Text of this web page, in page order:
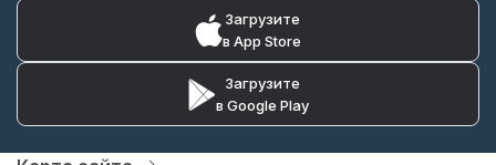
Загрузите
в App Store
Загрузите
в Google Play